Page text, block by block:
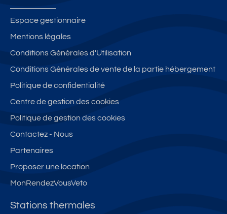
Espace gestionnaire
Mentions légales
Conditions Générales d'Utilisation
Conditions Générales de vente de la partie hébergement
Politique de confidentialité
Centre de gestion des cookies
Politique de gestion des cookies
Contactez - Nous
Partenaires
Proposer une location
MonRendezVousVeto
Stations thermales